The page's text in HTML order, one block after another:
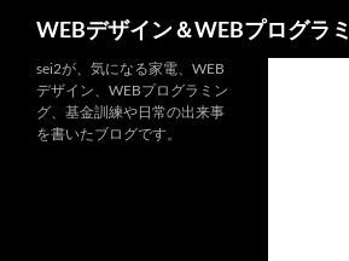
WEBデザイン＆WEBプログラ
sei2が、気になる家電、WEB
デザイン、WEBプログラミン
グ、基金訓練や日常の出来事
を書いたブログです。